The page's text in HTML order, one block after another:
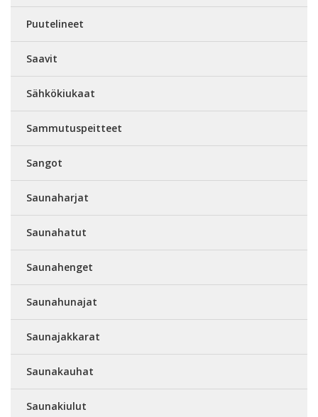
Puutelineet
Saavit
Sähkökiukaat
Sammutuspeitteet
Sangot
Saunaharjat
Saunahatut
Saunahenget
Saunahunajat
Saunajakkarat
Saunakauhat
Saunakiulut